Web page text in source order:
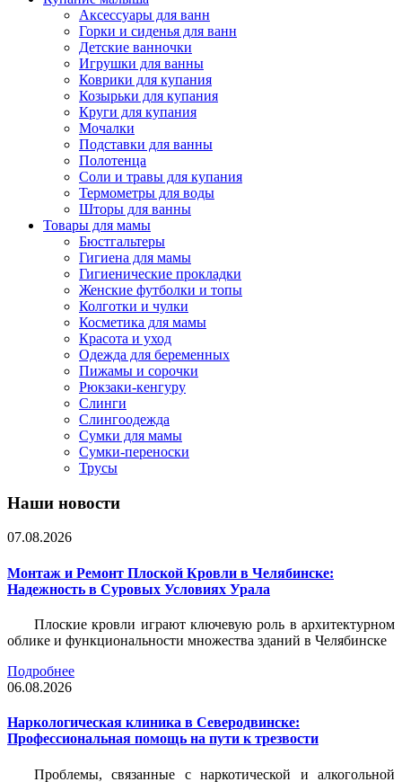
Аксессуары для ванн
Горки и сиденья для ванн
Детские ванночки
Игрушки для ванны
Коврики для купания
Козырьки для купания
Круги для купания
Мочалки
Подставки для ванны
Полотенца
Соли и травы для купания
Термометры для воды
Шторы для ванны
Товары для мамы
Бюстгальтеры
Гигиена для мамы
Гигиенические прокладки
Женские футболки и топы
Колготки и чулки
Косметика для мамы
Красота и уход
Одежда для беременных
Пижамы и сорочки
Рюкзаки-кенгуру
Слинги
Слингоодежда
Сумки для мамы
Сумки-переноски
Трусы
Наши новости
07.08.2026
Монтаж и Ремонт Плоской Кровли в Челябинске:
Надежность в Суровых Условиях Урала
Плоские кровли играют ключевую роль в архитектурном
облике и функциональности множества зданий в Челябинске
Подробнее
06.08.2026
Наркологическая клиника в Северодвинске:
Профессиональная помощь на пути к трезвости
Проблемы, связанные с наркотической и алкогольной